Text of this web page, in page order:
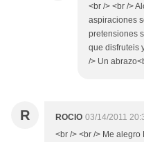
<br /> <br />
aspiraciones
pretensiones
que disfruteis
/> Un
R ROCIO 03/14/2011
<br /> <br /> Me alegro